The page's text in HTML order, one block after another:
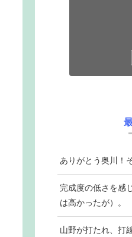
ありがとう奥川！
完成度の低さを感
は高かったが）。
山野が打たれ、打